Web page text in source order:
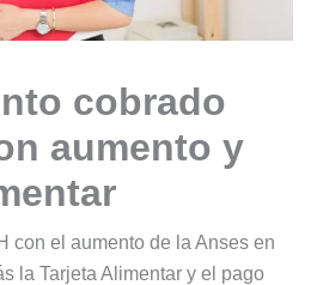
cobrado
aumento y
con el aumento de la Anses en
la Tarjeta Alimentar y el pago